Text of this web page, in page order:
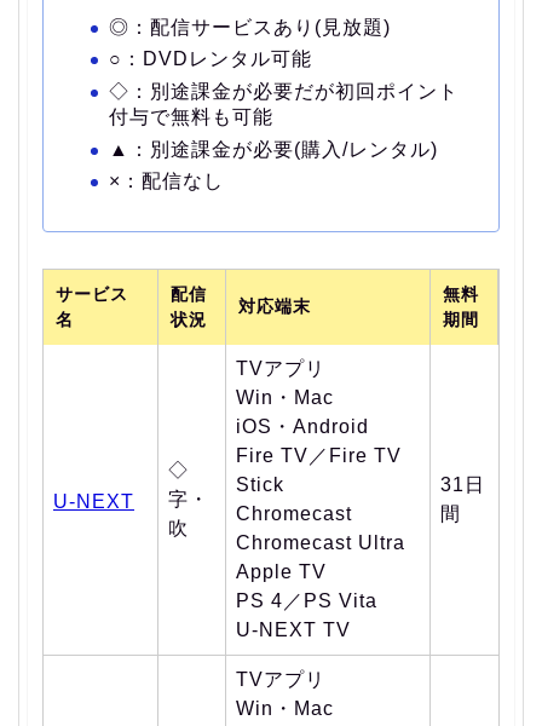
◎：配信サービスあり(見放題)
○：DVDレンタル可能
◇：別途課金が必要だが初回ポイント
付与で無料も可能
▲：別途課金が必要(購入/レンタル)
×：配信なし
サービス
名
配信
状況
対応端末
無料
期間
U-NEXT
◇
字・
吹
TVアプリ
Win・Mac
iOS・Android
Fire TV／Fire TV
Stick
Chromecast
Chromecast Ultra
Apple TV
PS 4／PS Vita
U-NEXT TV
31日
間
TVアプリ
Win・Mac